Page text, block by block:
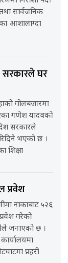
तथा सार्वजनिक
आशालाग्दा
सरकारले घर
गोलबजारमा
गणेश यादवको
सरकारले
भएको छ ।
शिक्षा
प्रवेश
नाकाबाट ५२६
गरेको
जनाएको छ ।
कार्यालयमा
प्रहरी